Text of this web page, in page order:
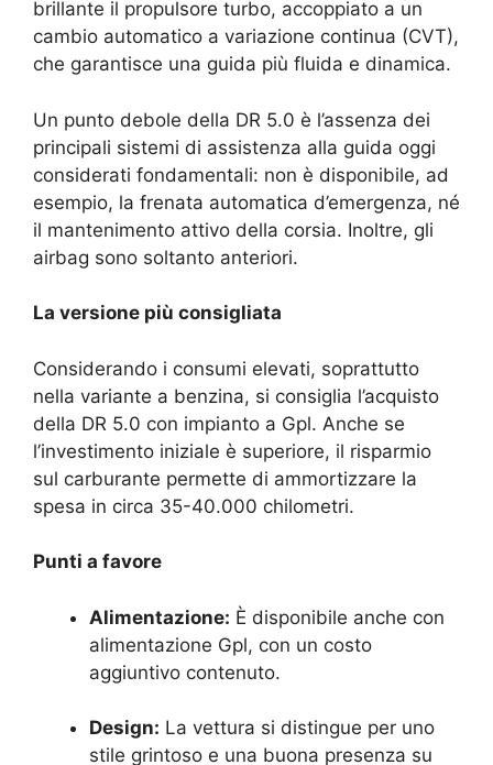
brillante il propulsore turbo, accoppiato a un
cambio automatico a variazione continua (CVT),
che garantisce una guida più fluida e dinamica.
Un punto debole della DR 5.0 è l’assenza dei
principali sistemi di assistenza alla guida oggi
considerati fondamentali: non è disponibile, ad
esempio, la frenata automatica d’emergenza, né
il mantenimento attivo della corsia. Inoltre, gli
airbag sono soltanto anteriori.
La versione più consigliata
Considerando i consumi elevati, soprattutto
nella variante a benzina, si consiglia l’acquisto
della DR 5.0 con impianto a Gpl. Anche se
l’investimento iniziale è superiore, il risparmio
sul carburante permette di ammortizzare la
spesa in circa 35-40.000 chilometri.
Punti a favore
Alimentazione: È disponibile anche con
alimentazione Gpl, con un costo
aggiuntivo contenuto.
Design: La vettura si distingue per uno
stile grintoso e una buona presenza su